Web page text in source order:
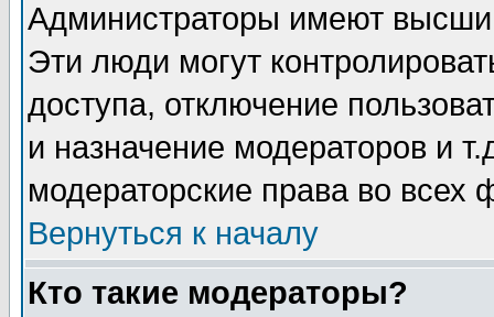
Администраторы имеют
Эти люди могут
доступа, отключение
и назначение модераторов и
модераторские права во всех
Вернуться к началу
Кто такие модераторы?